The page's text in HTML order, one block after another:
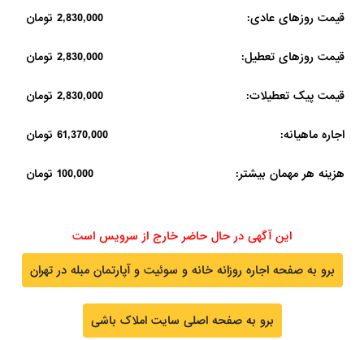
قیمت روزهای عادی: 2,830,000 تومان
قیمت روزهای تعطیل: 2,830,000 تومان
قیمت پیک تعطیلات: 2,830,000 تومان
اجاره ماهیانه: 61,370,000 تومان
هزینه هر مهمان بیشتر: 100,000 تومان
این آگهی در حال حاضر خارج از سرویس است
برو به صفحه اجاره روزانه خانه و سوئیت و آپارتمان مبله در تهران
برو به صفحه اصلی سایت املاک باشی